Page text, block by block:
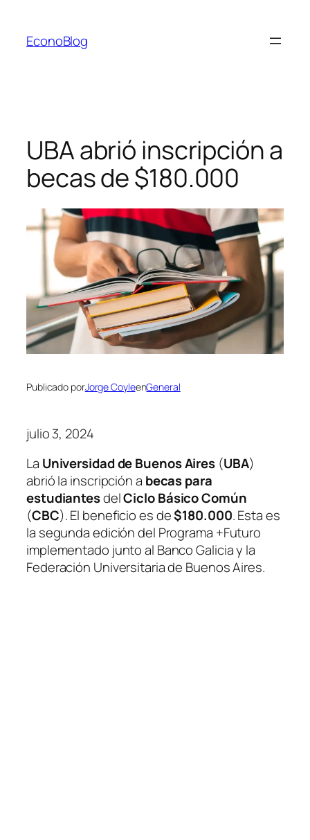
contenido
EconoBlog
UBA abrió inscripción a
becas de $180.000
Publicado porJorge CoyleenGeneral
julio 3, 2024
La Universidad de Buenos Aires (UBA)
abrió la inscripción a becas para
estudiantesdelCiclo Básico Común
(CBC). El beneficio es de$180.000. Esta es
la segunda edición del Programa +Futuro
implementado junto al Banco Galicia y la
Federación Universitaria de Buenos Aires.